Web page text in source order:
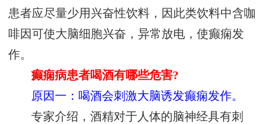
患者应尽量少用兴奋性饮料，因此类饮料中含咖
啡因可使大脑细胞兴奋，异常放电，使癫痫发
作。
癫痫病患者喝酒有哪些危害?
原因一：喝酒会刺激大脑诱发癫痫发作。
专家介绍，酒精对于人体的脑神经具有刺